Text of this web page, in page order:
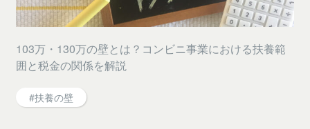
103万・130万の壁とは？コンビニ事業における扶養範
囲と税金の関係を解説
#扶養の壁